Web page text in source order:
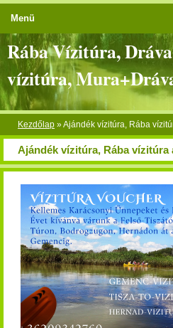
Rába Vízitúra,
vízitúra,
Kezdőlap »Ajándék vízitúra, Rába
Ajándék vízitúra, Rába vízitúra
Menü